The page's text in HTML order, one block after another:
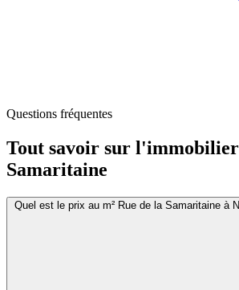
Questions fréquentes
Tout savoir sur l'immobilier
Samaritaine
Quel est le prix au m² Rue de la Samaritaine à